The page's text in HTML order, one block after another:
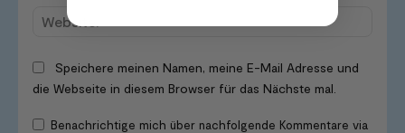
Speichere meinen Namen, meine E-Mail Adresse und
die Webseite in diesem Browser für das Nächste mal.
Benachrichtige mich über nachfolgende Kommentare via